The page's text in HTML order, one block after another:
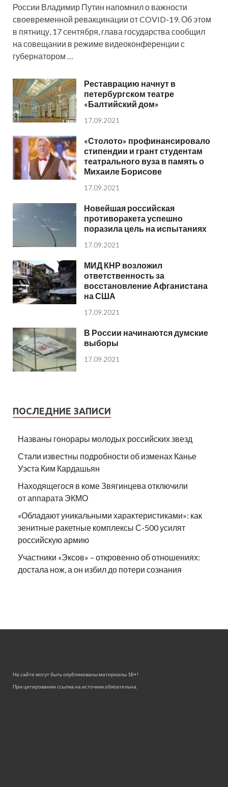
России Владимир Путин напомнил о важности
своевременной ревакцинации от COVID-19. Об этом
в пятницу, 17 сентября, глава государства сообщил
на совещании в режиме видеоконференции с
губернатором …
Реставрацию начнут в
петербургском театре
«Балтийский дом»
17.09.2021
«Столото» профинансировало
стипендии и грант студентам
театрального вуза в память о
Михаиле Борисове
17.09.2021
Новейшая российская
противоракета успешно
поразила цель на испытаниях
17.09.2021
МИД КНР возложил
ответственность за
восстановление Афганистана
на США
17.09.2021
В России начинаются думские
выборы
17.09.2021
ПОСЛЕДНИЕ ЗАПИСИ
Названы гонорары молодых российских звезд
Стали известны подробности об изменах Канье
Уэста Ким Кардашьян
Находящегося в коме Звягинцева отключили
от аппарата ЭКМО
«Обладают уникальными характеристиками»: как
зенитные ракетные комплексы С-500 усилят
российскую армию
Участники «Эксов» – откровенно об отношениях:
достала нож, а он избил до потери сознания
На сайте могут быть опубликованы материалы 18+!
При цитировании ссылка на источник обязательна.